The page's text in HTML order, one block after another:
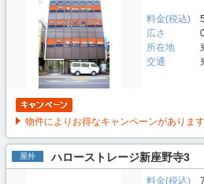
料金(税込)
広さ
所在地
交通
物件によりお得なキャンペーンがありま
屋外 ハローストレージ新座野寺3
料金(税込)